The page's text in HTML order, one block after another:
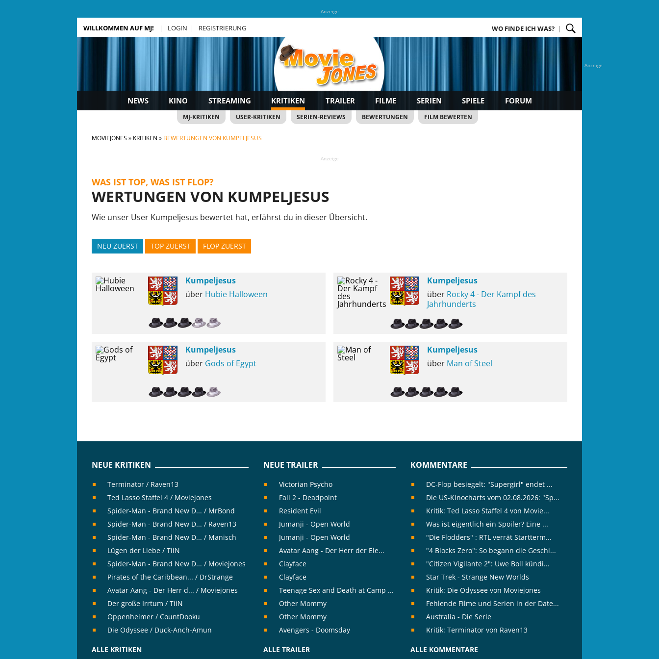
Anzeige
Anzeige
WILLKOMMEN AUF MJ! LOGIN REGISTRIERUNG WO FINDE ICH WAS?
NEWS KINO STREAMING KRITIKEN TRAILER FILME SERIEN SPIELE FORUM
MJ-KRITIKEN USER-KRITIKEN SERIEN-REVIEWS BEWERTUNGEN FILM BEWERTEN
MOVIEJONES KRITIKEN BEWERTUNGEN VON KUMPELJESUS
Anzeige
WAS IST TOP, WAS IST FLOP?
WERTUNGEN VON KUMPELJESUS
Wie unser User Kumpeljesus bewertet hat, erfährst du in dieser Übersicht.
NEU ZUERST TOP ZUERST FLOP ZUERST
Kumpeljesus
über Hubie Halloween
Kumpeljesus
über Rocky 4 - Der Kampf des
Jahrhunderts
Kumpeljesus
über Gods of Egypt
Kumpeljesus
über Man of Steel
NEUE KRITIKEN
Terminator / Raven13
Ted Lasso Staffel 4 / Moviejones
Spider-Man - Brand New D... / MrBond
Spider-Man - Brand New D... / Raven13
Spider-Man - Brand New D... / Manisch
Lügen der Liebe / TiiN
Spider-Man - Brand New D... / Moviejones
Pirates of the Caribbean... / DrStrange
Avatar Aang - Der Herr d... / Moviejones
Der große Irrtum / TiiN
Oppenheimer / CountDooku
Die Odyssee / Duck-Anch-Amun
ALLE KRITIKEN
NEUE TRAILER
Victorian Psycho
Fall 2 - Deadpoint
Resident Evil
Jumanji - Open World
Jumanji - Open World
Avatar Aang - Der Herr der Ele...
Clayface
Clayface
Teenage Sex and Death at Camp ...
Other Mommy
Other Mommy
Avengers - Doomsday
ALLE TRAILER
KOMMENTARE
DC-Flop besiegelt: "Supergirl" endet ...
Die US-Kinocharts vom 02.08.2026: "Sp...
Kritik: Ted Lasso Staffel 4 von Movie...
Was ist eigentlich ein Spoiler? Eine ...
"Die Flodders" : RTL verrät Startterm...
"4 Blocks Zero": So begann die Geschi...
"Citizen Vigilante 2": Uwe Boll kündi...
Star Trek - Strange New Worlds
Kritik: Die Odyssee von Moviejones
Fehlende Filme und Serien in der Date...
Australia - Die Serie
Kritik: Terminator von Raven13
ALLE KOMMENTARE